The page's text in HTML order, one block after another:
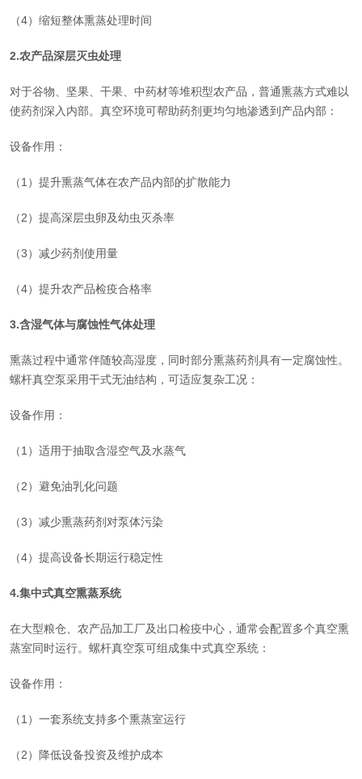
（4）缩短整体熏蒸处理时间
2.农产品深层灭虫处理
对于谷物、坚果、干果、中药材等堆积型农产品，普通熏蒸方式难以
使药剂深入内部。真空环境可帮助药剂更均匀地渗透到产品内部：
设备作用：
（1）提升熏蒸气体在农产品内部的扩散能力
（2）提高深层虫卵及幼虫灭杀率
（3）减少药剂使用量
（4）提升农产品检疫合格率
3.含湿气体与腐蚀性气体处理
熏蒸过程中通常伴随较高湿度，同时部分熏蒸药剂具有一定腐蚀性。
螺杆真空泵采用干式无油结构，可适应复杂工况：
设备作用：
（1）适用于抽取含湿空气及水蒸气
（2）避免油乳化问题
（3）减少熏蒸药剂对泵体污染
（4）提高设备长期运行稳定性
4.集中式真空熏蒸系统
在大型粮仓、农产品加工厂及出口检疫中心，通常会配置多个真空熏
蒸室同时运行。螺杆真空泵可组成集中式真空系统：
设备作用：
（1）一套系统支持多个熏蒸室运行
（2）降低设备投资及维护成本